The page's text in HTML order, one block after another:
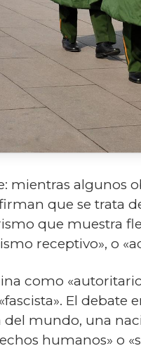
mientras algunos
que se trata
que muestra
receptivo», o
como
El debate
mundo, una
humanos» o